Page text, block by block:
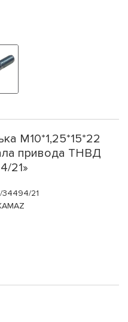
М10*1,25*15*22
привода ТНВД
21»
34494/21